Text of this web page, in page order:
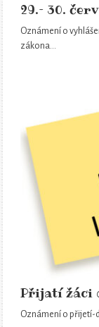
29.– 30.
Oznámení o
zákona…
Přijatí žáci
Oznámení o přijetí-